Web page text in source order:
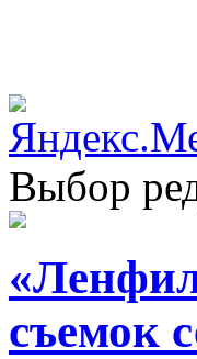
Выбор
съемок